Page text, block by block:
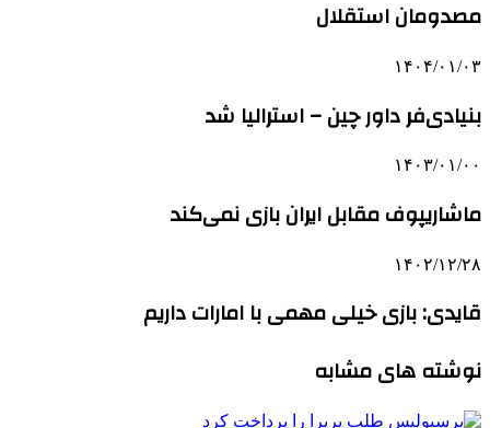
مصدومان استقلال
۱۴۰۴/۰۱/۰۳
بنیادی‌فر داور چین – استرالیا شد
۱۴۰۳/۰۱/۰۰
ماشاریپوف مقابل ایران بازی نمی‌کند
۱۴۰۲/۱۲/۲۸
قایدی: بازی خیلی مهمی با امارات داریم
نوشته های مشابه